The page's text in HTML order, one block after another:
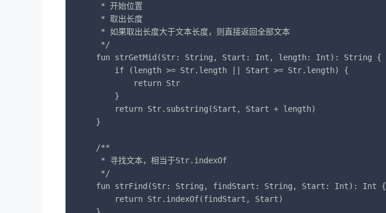
     * 开始位置
     * 取出长度
     * 如果取出长度大于文本长度，则直接返回全部文本
     */
    fun strGetMid(Str: String, Start: Int, length: Int): String {
        if (length >= Str.length || Start >= Str.length) {
            return Str
        }
        return Str.substring(Start, Start + length)
    }
    /**
     * 寻找文本，相当于Str.indexOf
     */
    fun strFind(Str: String, findStart: String, Start: Int): Int {
        return Str.indexOf(findStart, Start)